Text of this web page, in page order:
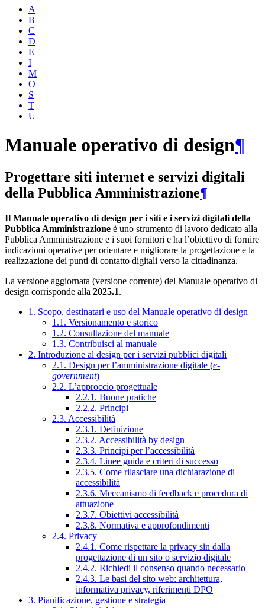
A
B
C
D
E
I
M
O
S
T
U
Manuale operativo di design¶
Progettare siti internet e servizi digitali
della Pubblica Amministrazione¶
Il Manuale operativo di design per i siti e i servizi digitali della
Pubblica Amministrazione è uno strumento di lavoro dedicato alla
Pubblica Amministrazione e i suoi fornitori e ha l’obiettivo di fornire
indicazioni operative per orientare e migliorare la progettazione e la
realizzazione dei punti di contatto digitali verso la cittadinanza.
La versione aggiornata (versione corrente) del Manuale operativo di
design corrisponde alla 2025.1.
1. Scopo, destinatari e uso del Manuale operativo di design
1.1. Versionamento e storico
1.2. Consultazione del manuale
1.3. Contribuisci al manuale
2. Introduzione al design per i servizi pubblici digitali
2.1. Design per l’amministrazione digitale (e-
government)
2.2. L’approccio progettuale
2.2.1. Buone pratiche
2.2.2. Principi
2.3. Accessibilità
2.3.1. Definizione
2.3.2. Accessibilità by design
2.3.3. Principi per l’accessibilità
2.3.4. Linee guida e criteri di successo
2.3.5. Come rilasciare una dichiarazione di
accessibilità
2.3.6. Meccanismo di feedback e procedura di
attuazione
2.3.7. Obiettivi accessibilità
2.3.8. Normativa e approfondimenti
2.4. Privacy
2.4.1. Come rispettare la privacy sin dalla
progettazione di un sito o servizio digitale
2.4.2. Richiedi il consenso quando necessario
2.4.3. Le basi del sito web: architettura,
informativa privacy, riferimenti DPO
3. Pianificazione, gestione e strategia